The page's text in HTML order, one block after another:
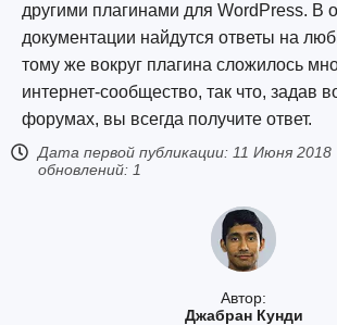
Автор:
Джабран Кунди
другими плагинами для WordPress. В
документации найдутся ответы на
тому же вокруг плагина сложилось
интернет-сообщество, так что, задав
форумах, вы всегда получите ответ.
Дата первой публикации: 11 Июня 2018
обновлений: 1